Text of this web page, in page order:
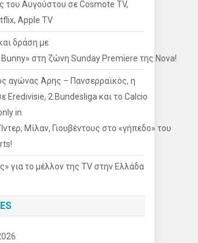
του Αυγούστου σε Cosmote TV,
Apple TV
δράση με
Bunny» στη ζώνη Sunday Premiere της Nova!
αγώνας Άρης – Πανσερραϊκός, η
Eredivisie, 2.Bundesliga και το Calcio
in
Μίλαν, Γιουβέντους στο «γήπεδο» του
για το μέλλον της TV στην Ελλάδα